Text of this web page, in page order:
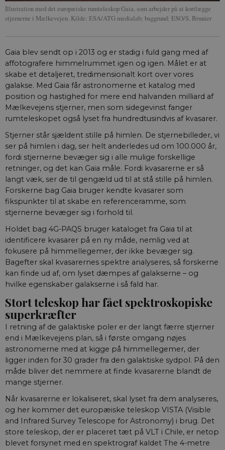
Illustration med det europæiske rumteleskop Gaia, som arbejder på at kortlægge
stjernerne i Mælkevejen. Kilde: ESA/ATG medialab; baggrund: ESO/S. Brunier
Gaia blev sendt op i 2013 og er stadig i fuld gang med af
affotografere himmelrummet igen og igen. Målet er at
skabe et detaljeret, tredimensionalt kort over vores
galakse. Med Gaia får astronomerne et katalog med
position og hastighed for mere end halvanden milliard af
Mælkevejens stjerner, men som sidegevinst fanger
rumteleskopet også lyset fra hundredtusindvis af kvasarer.
Stjerner står sjældent stille på himlen. De stjernebilleder, vi
ser på himlen i dag, ser helt anderledes ud om 100.000 år,
fordi stjernerne bevæger sig i alle mulige forskellige
retninger, og det kan Gaia måle. Fordi kvasarerne er så
langt væk, ser de til gengæld ud til at stå stille på himlen.
Forskerne bag Gaia bruger kendte kvasarer som
fikspunkter til at skabe en referenceramme, som
stjernerne bevæger sig i forhold til.
Holdet bag 4G-PAQS bruger kataloget fra Gaia til at
identificere kvasarer på en ny måde, nemlig ved at
fokusere på himmellegemer, der ikke bevæger sig.
Bagefter skal kvasarernes spektre analyseres, så forskerne
kan finde ud af, om lyset dæmpes af galakserne – og
hvilke egenskaber galakserne i så fald har.
Stort teleskop har fået spektroskopiske
superkræfter
I retning af de galaktiske poler er der langt færre stjerner
end i Mælkevejens plan, så i første omgang nøjes
astronomerne med at kigge på himmellegemer, der
ligger inden for 30 grader fra den galaktiske sydpol. På den
måde bliver det nemmere at finde kvasarerne blandt de
mange stjerner.
Når kvasarerne er lokaliseret, skal lyset fra dem analyseres,
og her kommer det europæiske teleskop VISTA (Visible
and Infrared Survey Telescope for Astronomy) i brug. Det
store teleskop, der er placeret tæt på VLT i Chile, er netop
blevet forsynet med en spektrograf kaldet The 4-metre
identifikatorer
kan bruges til
samme formål.
4 uger
for at holde
for Youtube-
indlejret i
websteder;
også afgøre,
gamle version
Youtube-